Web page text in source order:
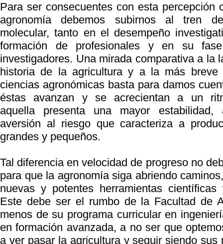
Para ser consecuentes con esta percepción
agronomía debemos subirnos al tren
molecular, tanto en el desempeño
formación de profesionales y en su
investigadores. Una mirada comparativa a la
historia de la agricultura y a la más
ciencias agronómicas basta para damos
éstas avanzan y se acrecientan a un
aquella presenta una mayor
aversión al riesgo que caracteriza a
grandes y pequeños.
Tal diferencia en velocidad de progreso no
para que la agronomía siga abriendo
nuevas y potentes herramientas científicas
Este debe ser el rumbo de la Facultad de
menos de su programa curricular en
en formación avanzada, a no ser que
a ver pasar la agricultura y seguir siendo sus